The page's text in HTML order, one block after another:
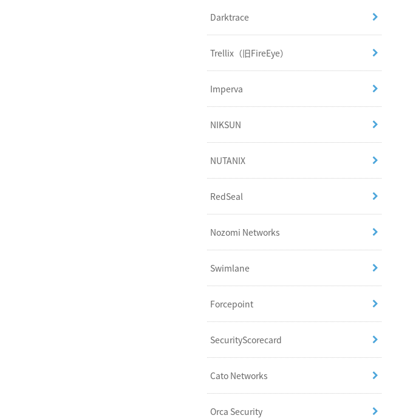
Darktrace
Trellix（旧FireEye）
Imperva
NIKSUN
NUTANIX
RedSeal
Nozomi Networks
Swimlane
Forcepoint
SecurityScorecard
Cato Networks
Orca Security